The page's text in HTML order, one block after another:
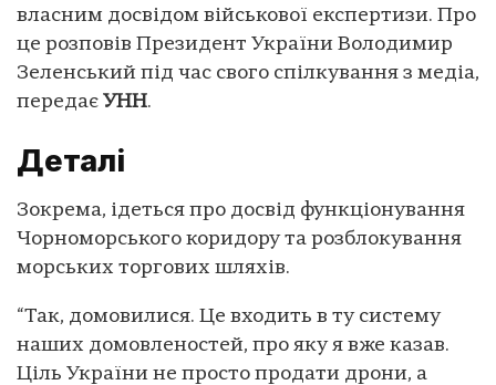
власним досвідом військової експертизи. Про
це розповів Президент України Володимир
Зеленський під час свого спілкування з медіа,
передає УНН.
Деталі
Зокрема, ідеться про досвід функціонування
Чорноморського коридору та розблокування
морських торгових шляхів.
“Так, домовилися. Це входить в ту систему
наших домовленостей, про яку я вже казав.
Ціль України не просто продати дрони, а